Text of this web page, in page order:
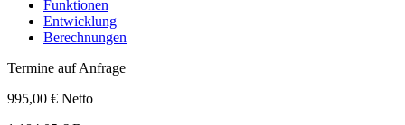
Funktionen
Entwicklung
Berechnungen
Termine auf Anfrage
995,00 € Netto